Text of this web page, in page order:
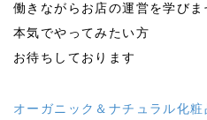
働きながらお店の運営を学びま
本気でやってみたい方
お待ちしております
オーガニック＆ナチュラル化